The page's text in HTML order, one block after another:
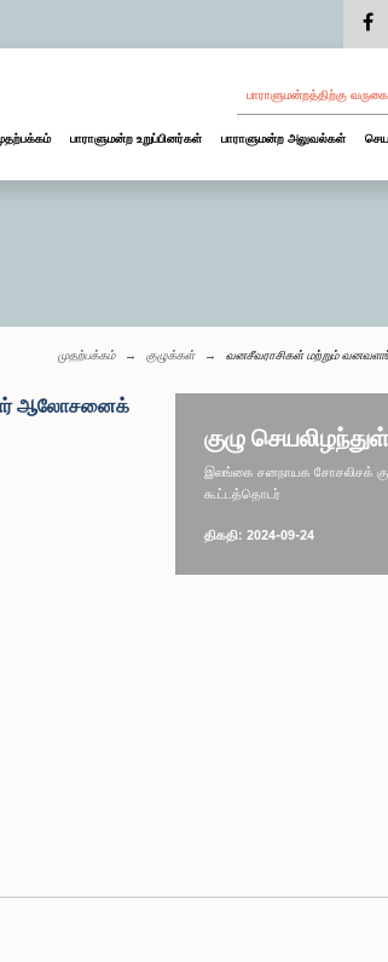
பாராளுமன்றத்திற்கு
பாராளுமன்ற உறுப்பினர்கள் பாராளுமன்ற அலுவல்கள்
முதற்பக்கம் குழுக்கள் வனசீவராசிகள் மற்றும்
ஆலோசனைக்
குழு
இலங்கை சனநாயக சோசலிசக்
கூட்டத்தொடர்
திகதி: 2024-09-24